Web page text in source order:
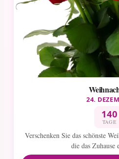
24.
140
TAGE
Verschenken Sie das schönste
die das Zuhause